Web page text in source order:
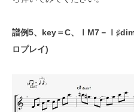
譜例5、key＝C、ⅠM7－
ロプレイ)